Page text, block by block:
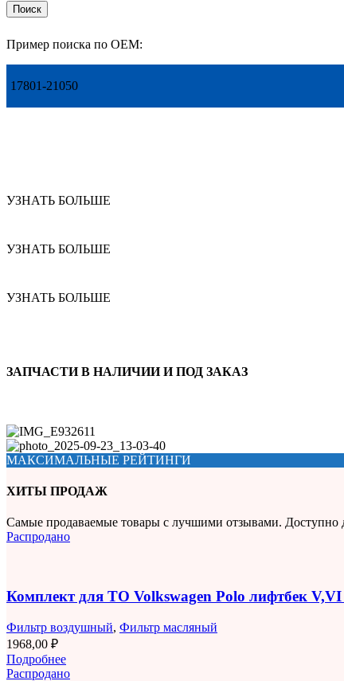
Поиск
Пример поиска по OEM:
17801-21050
УЗНАТЬ БОЛЬШЕ
УЗНАТЬ БОЛЬШЕ
УЗНАТЬ БОЛЬШЕ
ЗАПЧАСТИ В НАЛИЧИИ И ПОД ЗАКАЗ
МАКСИМАЛЬНЫЕ РЕЙТИНГИ
ХИТЫ ПРОДАЖ
Самые продаваемые товары с лучшими отзывами. Доступно
Распродано
Комплект для ТО Volkswagen Polo лифтбек
Фильтр воздушный, Фильтр масляный
1968,00 ₽
Подробнее
Распродано